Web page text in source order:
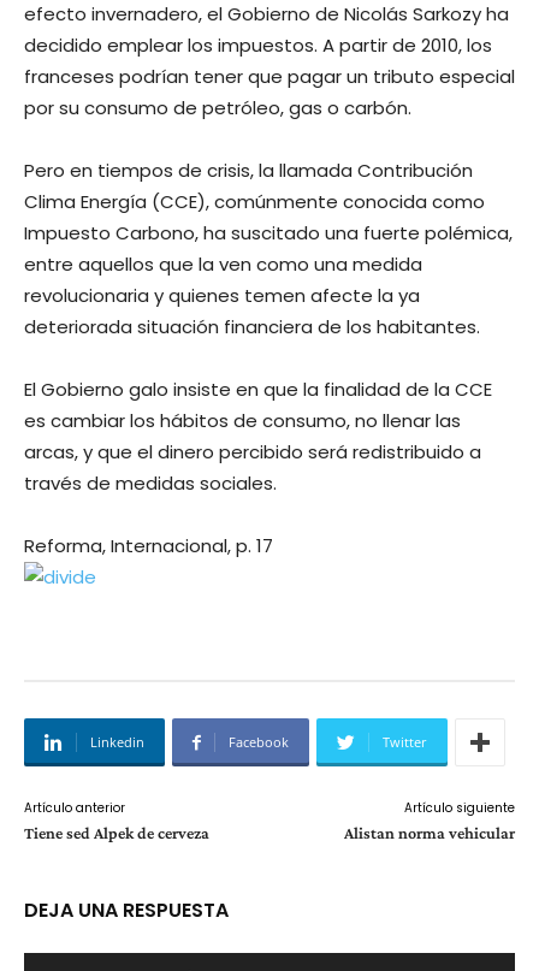
efecto invernadero, el Gobierno de Nicolás Sarkozy ha
decidido emplear los impuestos. A partir de 2010, los
franceses podrían tener que pagar un tributo especial
por su consumo de petróleo, gas o carbón.
Pero en tiempos de crisis, la llamada Contribución
Clima Energía (CCE), comúnmente conocida como
Impuesto Carbono, ha suscitado una fuerte polémica,
entre aquellos que la ven como una medida
revolucionaria y quienes temen afecte la ya
deteriorada situación financiera de los habitantes.
El Gobierno galo insiste en que la finalidad de la CCE
es cambiar los hábitos de consumo, no llenar las
arcas, y que el dinero percibido será redistribuido a
través de medidas sociales.
Reforma, Internacional, p. 17
Linkedin Facebook Twitter
Artículo anterior
Tiene sed Alpek de cerveza
Artículo siguiente
Alistan norma vehicular
DEJA UNA RESPUESTA